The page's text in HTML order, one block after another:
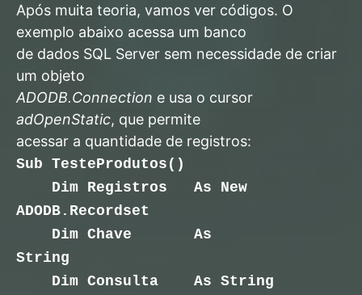
Após muita teoria, vamos ver códigos. O
exemplo abaixo acessa um banco
de dados SQL Server sem necessidade de criar
um objeto
ADODB.Connection e usa o cursor
adOpenStatic, que permite
acessar a quantidade de registros:
Sub TesteProdutos()
Dim Registros As New
ADODB.Recordset
Dim Chave As
String
Dim Consulta As String